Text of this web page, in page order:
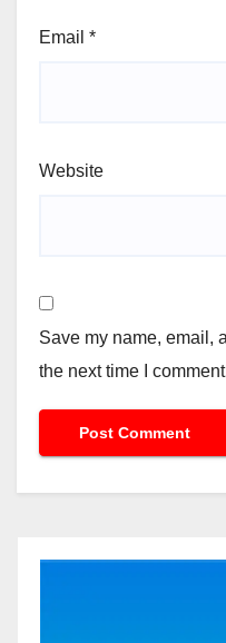
Email *
Website
Save my name, email,
the next time I